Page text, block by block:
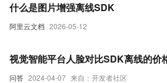
阿里云文档 2026-05-12
什么是图片增强离线SDK
问答 2024-04-07 来自：开发者社区
视觉智能平台人脸对比SDK离线的价